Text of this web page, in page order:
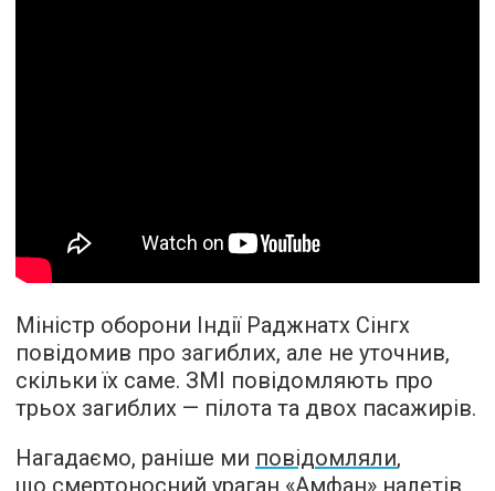
Міністр оборони Індії Раджнатх Сінгх
повідомив про загиблих, але не уточнив,
скільки їх саме. ЗМІ повідомляють про
трьох загиблих — пілота та двох пасажирів.
Нагадаємо, раніше ми повідомляли,
що смертоносний ураган «Амфан» налетів